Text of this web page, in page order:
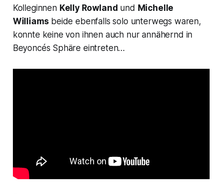
Kolleginnen Kelly Rowland und Michelle
Williams beide ebenfalls solo unterwegs waren,
konnte keine von ihnen auch nur annähernd in
Beyoncés Sphäre eintreten…